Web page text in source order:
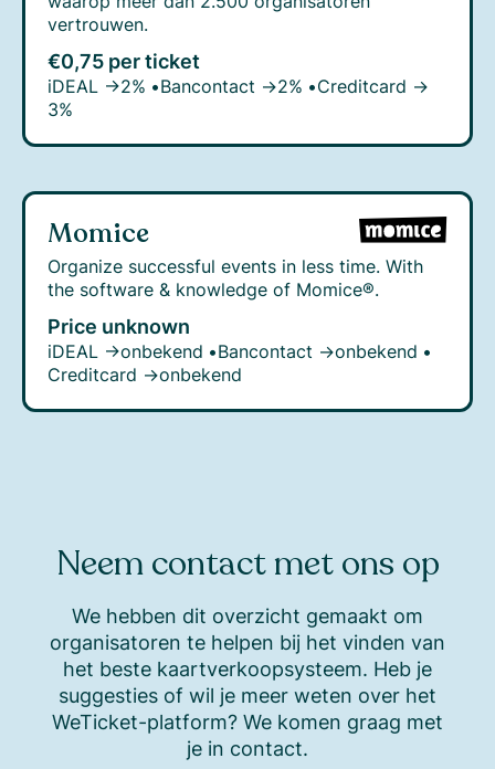
vertrouwen.
€0,75 per ticket
iDEAL →2% •Bancontact →2% •Creditcard →
3%
Momice
Organize successful events in less time. With
the software & knowledge of Momice®.
Price unknown
iDEAL →onbekend •Bancontact →onbekend •
Creditcard →onbekend
Neem contact met ons op
We hebben dit overzicht gemaakt om
organisatoren te helpen bij het vinden van
het beste kaartverkoopsysteem. Heb je
suggesties of wil je meer weten over het
WeTicket-platform? We komen graag met
je in contact.